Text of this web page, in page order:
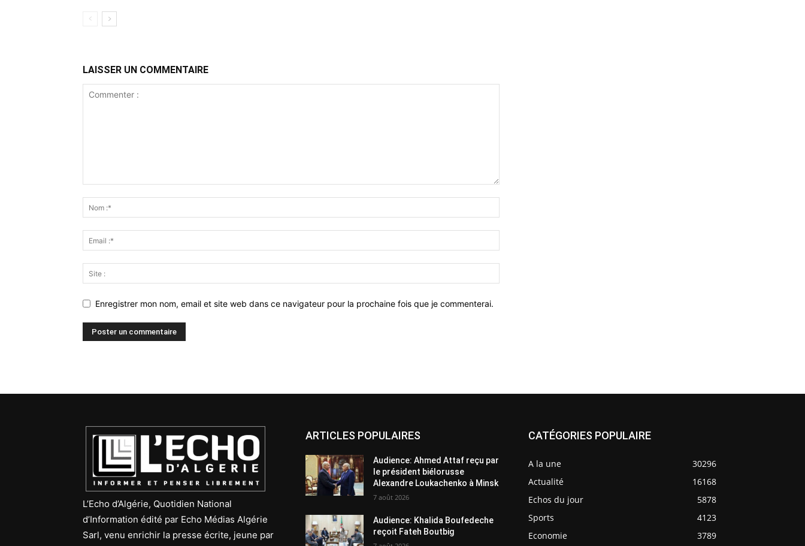
LAISSER UN COMMENTAIRE
Enregistrer mon nom, email et site web dans ce navigateur pour la prochaine fois que je commenterai.
L’Echo d’Algérie, Quotidien National
d’Information édité par Echo Médias Algérie
Sarl, venu enrichir la presse écrite, jeune par
ARTICLES POPULAIRES
Audience: Ahmed Attaf reçu par
le président biélorusse
Alexandre Loukachenko à Minsk
7 août 2026
Audience: Khalida Boufedeche
reçoit Fateh Boutbig
CATÉGORIES POPULAIRE
A la une
30296
Actualité
16168
Echos du jour
5878
Sports
4123
Economie
3789